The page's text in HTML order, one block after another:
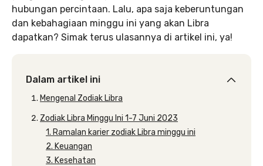
hubungan percintaan. Lalu, apa saja keberuntungan
dan kebahagiaan minggu ini yang akan Libra
dapatkan? Simak terus ulasannya di artikel ini, ya!
Dalam artikel ini
Mengenal Zodiak Libra
Zodiak Libra Minggu Ini 1-7 Juni 2023
1. Ramalan karier zodiak Libra minggu ini
2. Keuangan
3. Kesehatan